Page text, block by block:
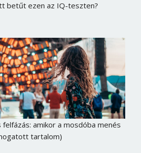
betűt ezen az IQ-teszten?
amikor a mosdóba menés
tartalom)